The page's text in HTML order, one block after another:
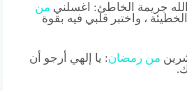
الله جريمة الخاطئ: اغسلني من
الخطيئة ، واختبر قلبي فيه بقوة
من رمضان: يا إلهي أرجو أن